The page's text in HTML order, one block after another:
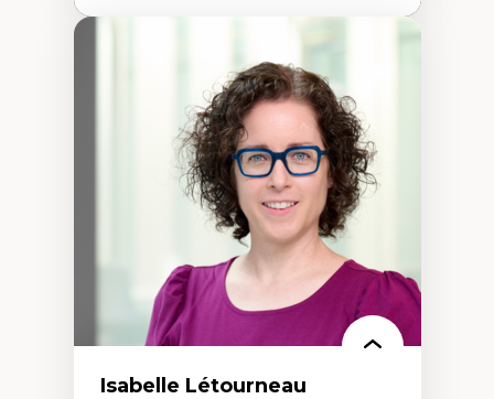
Théories et pratiques de l’urbanisme
Urbanisme durable
Histoire de l’urbanisme
Théories sur la
territorialité/territorialisation
Isabelle Létourneau